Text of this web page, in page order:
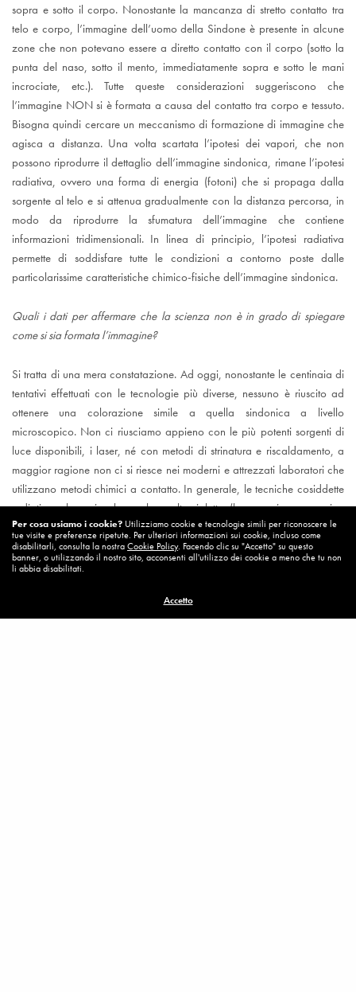
sopra e sotto il corpo. Nonostante la mancanza di stretto contatto tra
telo e corpo, l’immagine dell’uomo della Sindone è presente in alcune
zone che non potevano essere a diretto contatto con il corpo (sotto la
punta del naso, sotto il mento, immediatamente sopra e sotto le mani
incrociate, etc.). Tutte queste considerazioni suggeriscono che
l’immagine NON si è formata a causa del contatto tra corpo e tessuto.
Bisogna quindi cercare un meccanismo di formazione di immagine che
agisca a distanza. Una volta scartata l’ipotesi dei vapori, che non
possono riprodurre il dettaglio dell’immagine sindonica, rimane l’ipotesi
radiativa, ovvero una forma di energia (fotoni) che si propaga dalla
sorgente al telo e si attenua gradualmente con la distanza percorsa, in
modo da riprodurre la sfumatura dell’immagine che contiene
informazioni tridimensionali. In linea di principio, l’ipotesi radiativa
permette di soddisfare tutte le condizioni a contorno poste dalle
particolarissime caratteristiche chimico-fisiche dell’immagine sindonica.
Quali i dati per affermare che la scienza non è in grado di spiegare
come si sia formata l’immagine?
Si tratta di una mera constatazione. Ad oggi, nonostante le centinaia di
tentativi effettuati con le tecnologie più diverse, nessuno è riuscito ad
ottenere una colorazione simile a quella sindonica a livello
microscopico. Non ci riusciamo appieno con le più potenti sorgenti di
luce disponibili, i laser, né con metodi di strinatura e riscaldamento, a
maggior ragione non ci si riesce nei moderni e attrezzati laboratori che
utilizzano metodi chimici a contatto. In generale, le tecniche cosiddette
radiative, che coinvolgono luce ultravioletta (laser eccimero, scarica
corona) ottengono la colorazione che più si avvicina a quella
sindonica, sia in termini di spessore di colorazione sub micrometrico,
sia di colore RGB, sia di alternanza di fibrille colorate e non. Ma
radiazione avente una potenza talmente elevata da consentire la
colorazione di circa 1,7 metri quadri di tessuto, corrispondenti alla
Per cosa usiamo i cookie? Utilizziamo cookie e tecnologie simili per riconoscere le
tue visite e preferenze ripetute. Per ulteriori informazioni sui cookie, incluso come
disabilitarli, consulta la nostraCookie Policy. Facendo clic su "Accetto" su questo
banner, o utilizzando il nostro sito, acconsenti all'utilizzo dei cookie a meno che tu non
li abbia disabilitati.
Accetto